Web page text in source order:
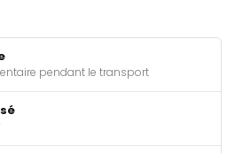
pendant le transport